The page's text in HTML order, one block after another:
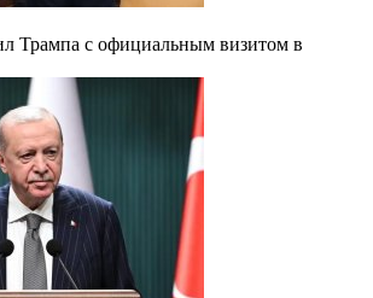
Трампа с официальным визитом в